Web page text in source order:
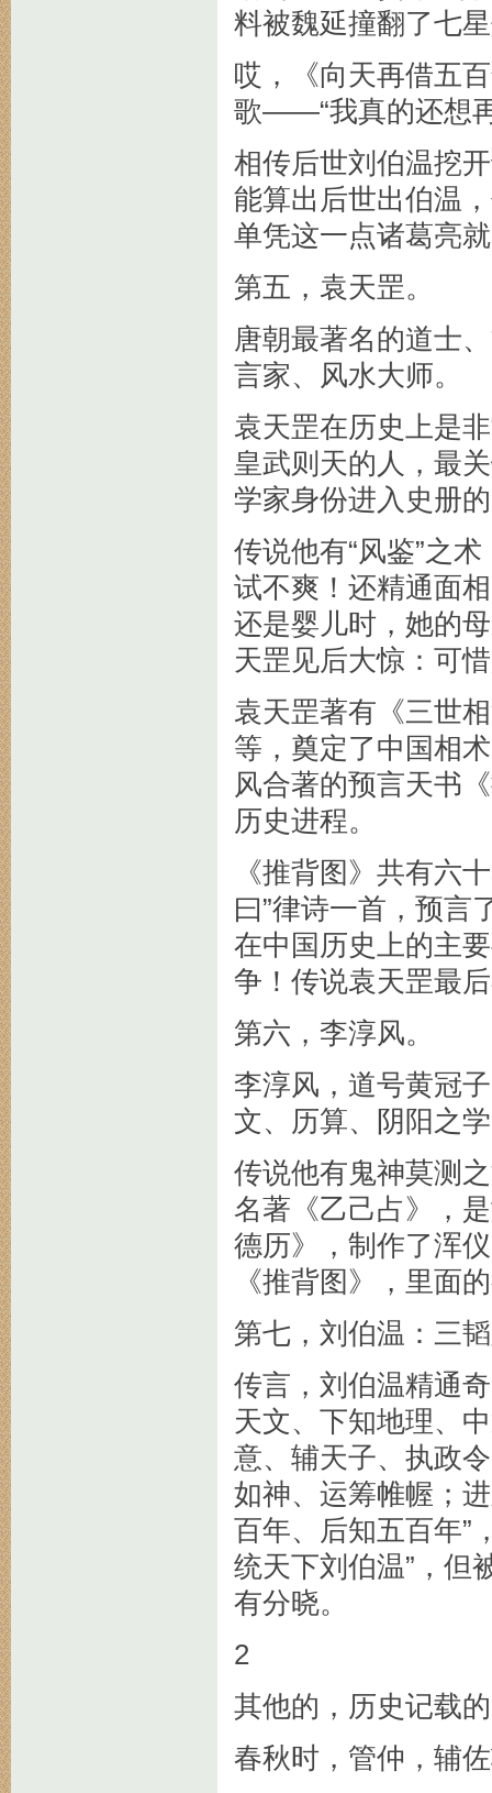
料被魏延撞翻了七
哎，《向天再借五
歌——“我真的还想
相传后世刘伯温挖
能算出后世出伯温
单凭这一点诸葛亮
第五，袁天罡。
唐朝最著名的道士
言家、风水大师。
袁天罡在历史上是
皇武则天的人，最
学家身份进入史册
传说他有“风鉴”之
试不爽！还精通面
还是婴儿时，她的
天罡见后大惊：可
袁天罡著有《三世
等，奠定了中国相
风合著的预言天书
历史进程。
《推背图》共有六
曰”律诗一首，预言
在中国历史上的主
争！传说袁天罡最
第六，李淳风。
李淳风，道号黄冠
文、历算、阴阳之
传说他有鬼神莫测
名著《乙己占》，
德历》，制作了浑
《推背图》，里面
第七，刘伯温：三
传言，刘伯温精通
天文、下知地理、
意、辅天子、执政
如神、运筹帷幄；
百年、后知五百年”
统天下刘伯温”，但
有分晓。
2
其他的，历史记载
春秋时，管仲，辅